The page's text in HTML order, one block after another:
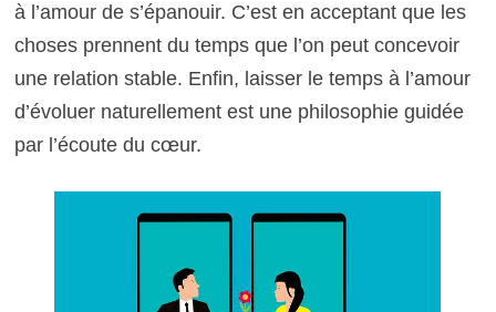
à l’amour de s’épanouir. C’est en acceptant que les
choses prennent du temps que l’on peut concevoir
une relation stable. Enfin, laisser le temps à l’amour
d’évoluer naturellement est une philosophie guidée
par l’écoute du cœur.